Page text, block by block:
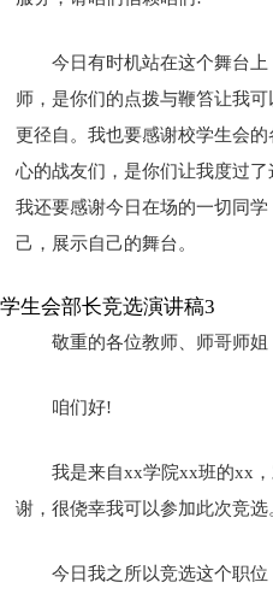
今日有时机站在这个舞台
师，是你们的点拨与鞭笞让我
更径自。我也要感谢校学生会
心的战友们，是你们让我度过
我还要感谢今日在场的一切同
己，展示自己的舞台。
学生会部长竞选演讲稿3
敬重的各位教师、师哥师姐
咱们好!
我是来自xx学院xx班的xx
谢，很侥幸我可以参加此次竞选
今日我之所以竞选这个职